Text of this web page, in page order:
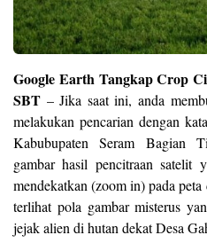
Google Earth Tangkap Crop
SBT – Jika saat ini, anda
melakukan pencarian dengan
Kabubupaten Seram Bagian
gambar hasil pencitraan satelit
mendekatkan (zoom in) pada
terlihat pola gambar misterus
jejak alien di hutan dekat Desa